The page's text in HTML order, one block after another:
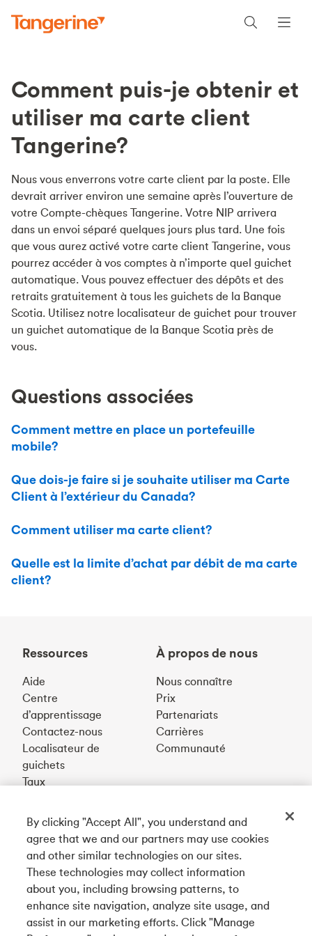
Comment puis-je obtenir et
utiliser ma carte client
Tangerine?
Nous vous enverrons votre carte client par la poste. Elle
devrait arriver environ une semaine après l’ouverture de
votre Compte-chèques Tangerine. Votre NIP arrivera
dans un envoi séparé quelques jours plus tard. Une fois
que vous aurez activé votre carte client Tangerine, vous
pourrez accéder à vos comptes à n’importe quel guichet
automatique. Vous pouvez effectuer des dépôts et des
retraits gratuitement à tous les guichets de la Banque
Scotia. Utilisez notre localisateur de guichet pour trouver
un guichet automatique de la Banque Scotia près de
vous.
Questions associées
Comment mettre en place un portefeuille
mobile?
Que dois-je faire si je souhaite utiliser ma Carte
Client à l’extérieur du Canada?
Comment utiliser ma carte client?
Quelle est la limite d’achat par débit de ma carte
client?
Ressources
Aide
Centre
d’apprentissage
Contactez-nous
Localisateur de
guichets
Taux
À propos de nous
Nous connaître
Prix
Partenariats
Carrières
Communauté
Téléchargez notre appli
Connectez-vous avec nous
By clicking "Accept All", you understand and
agree that we and our partners may use cookies
and other similar technologies on our sites.
These technologies may collect information
about you, including browsing patterns, to
enhance site navigation, analyze site usage, and
assist in our marketing efforts. Click "Manage